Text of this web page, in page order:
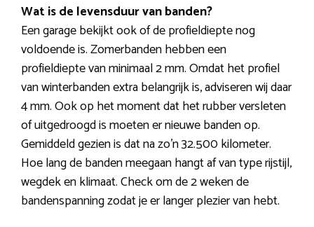
Wat is de levensduur van banden?
Een garage bekijkt ook of de profieldiepte nog
voldoende is. Zomerbanden hebben een
profieldiepte van minimaal 2 mm. Omdat het profiel
van winterbanden extra belangrijk is, adviseren wij daar
4 mm. Ook op het moment dat het rubber versleten
of uitgedroogd is moeten er nieuwe banden op.
Gemiddeld gezien is dat na zo’n 32.500 kilometer.
Hoe lang de banden meegaan hangt af van type rijstijl,
wegdek en klimaat. Check om de 2 weken de
bandenspanning zodat je er langer plezier van hebt.